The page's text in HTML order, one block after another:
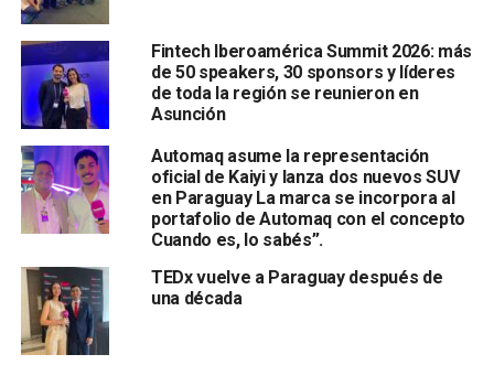
Fintech Iberoamérica Summit 2026: más
de 50 speakers, 30 sponsors y líderes
de toda la región se reunieron en
Asunción
Automaq asume la representación
oficial de Kaiyi y lanza dos nuevos SUV
en Paraguay La marca se incorpora al
portafolio de Automaq con el concepto
Cuando es, lo sabés”.
TEDx vuelve a Paraguay después de
una década